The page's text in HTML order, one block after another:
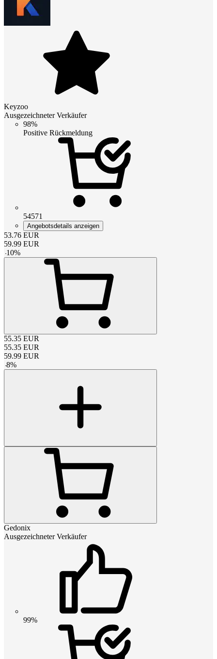
Keyzoo
Ausgezeichneter Verkäufer
98%
Positive Rückmeldung
54571
Angebotsdetails anzeigen
53.76 EUR
59.99 EUR
-10%
55.35 EUR
55.35 EUR
59.99 EUR
-8%
Gedonix
Ausgezeichneter Verkäufer
99%